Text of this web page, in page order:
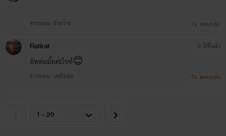
จากตอน: อ้างว้าง ตอบกลับ
Ratirat
อัพต่อมั้ยค่ะไรท์😊
จากตอน: เหยื่อล่อ
9 ปีที่แล้ว
ตอบกลับ